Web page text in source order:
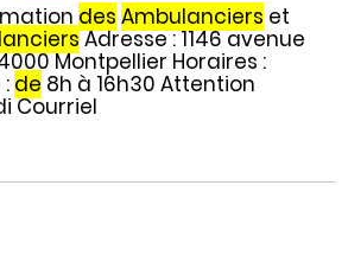
des Ambulanciers et
Adresse : 1146 avenue
Montpellier Horaires :
de 8h à 16h30 Attention
Courriel